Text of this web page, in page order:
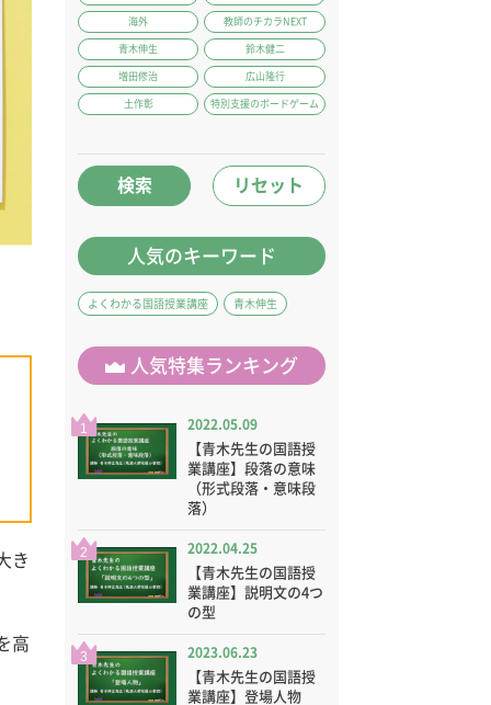
き
高
海外 教師のチカラNEXT
青木伸生 鈴木健二
増田修治 広山隆行
土作彰 特別支援のボードゲーム
検索 リセット
人気のキーワード
よくわかる国語授業講座 青木伸生
人気特集ランキング
1 2022.05.09
【青木先生の国語授
業講座】段落の意味
（形式段落・意味段
落）
2 2022.04.25
【青木先生の国語授
業講座】説明文の4つ
の型
3 2023.06.23
【青木先生の国語授
業講座】登場人物